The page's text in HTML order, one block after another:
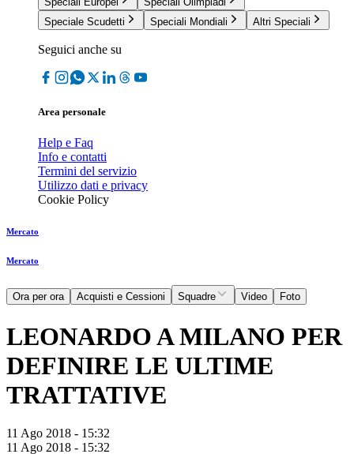
Speciale Scudetti
Speciali Mondiali Altri Speciali
Seguici anche su
Area personale
Help e Faq
Info e contatti
Termini del servizio
Utilizzo dati e privacy
Cookie Policy
Mercato
Mercato
Ora per ora Acquisti e Cessioni Squadre Video Foto
LEONARDO A MILANO PER
DEFINIRE LE ULTIME
TRATTATIVE
11 Ago 2018 - 15:32
11 Ago 2018 - 15:32